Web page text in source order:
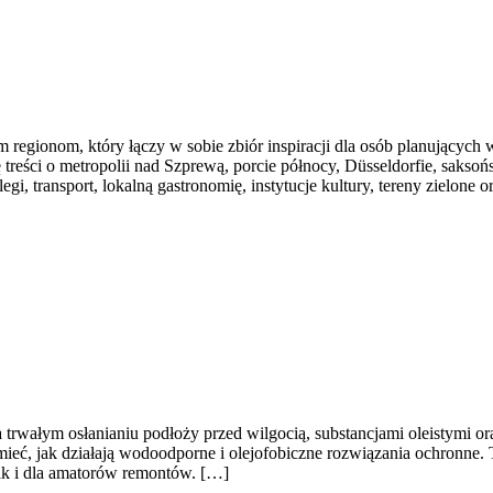
który łączy w sobie zbiór inspiracji dla osób planujących
o metropolii nad Szprewą, porcie północy, Düsseldorfie,
transport, lokalną gastronomię, instytucje kultury, tereny
osłanianiu podłoży przed wilgocią, substancjami oleistymi
jak działają wodoodporne i olejofobiczne rozwiązania
i dla amatorów remontów. […]